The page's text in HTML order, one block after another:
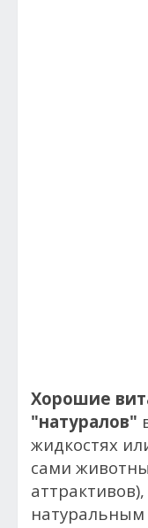
Хорошие
"натуралов"
жидкостях
сами